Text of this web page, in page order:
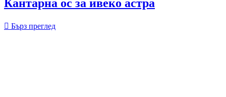
Кантарна ос за ивеко астра
 Бърз преглед